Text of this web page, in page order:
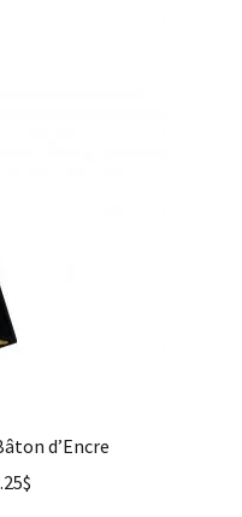
d’Encre
$